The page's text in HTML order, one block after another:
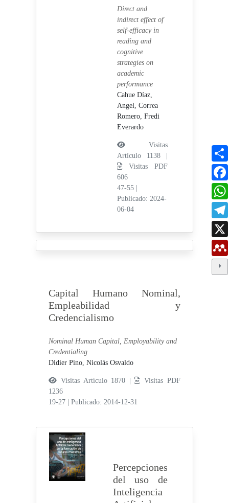
Direct and
indirect effect of
self-efficacy in
reading and
cognitive
strategies on
academic
performance
Cahue Díaz,
Angel, Correa
Romero, Fredi
Everardo
Visitas
Artículo 1138 |
Visitas PDF
606
47-55
Publicado: 2024-
06-04
Capital Humano Nominal,
Empleabilidad y
Credencialismo
Nominal Human Capital, Employability and
Credentialing
Didier Pino, Nicolás Osvaldo
Visitas Artículo 1870 |
Visitas PDF
1236
19-27
|Publicado: 2014-12-31
Percepciones
del uso de
Inteligencia